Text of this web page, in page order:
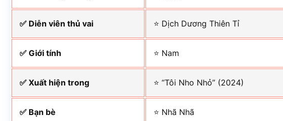
✅ Diễn viên thủ vai ⭐ Dịch Dương Thiên Tỉ
✅ Giới tính ⭐ Nam
✅ Xuất hiện trong ⭐ “Tôi Nho Nhỏ” (2024)
✅ Bạn bè ⭐ Nhã Nhã